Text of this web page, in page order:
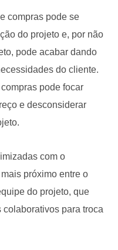
compras pode se
do projeto e, por não
pode acabar dando
do cliente.
pode focar
e desconsiderar
com o
próximo entre o
do projeto, que
para troca